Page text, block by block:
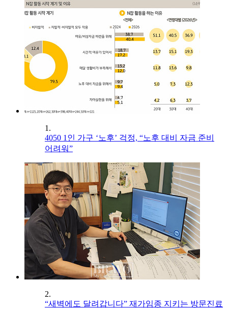
1.
4050 1인 가구 ‘노후’ 걱정, “노후 대비 자금 준비
어려워”
2.
“새벽에도 달려갑니다” 재가임종 지키는 방문진료